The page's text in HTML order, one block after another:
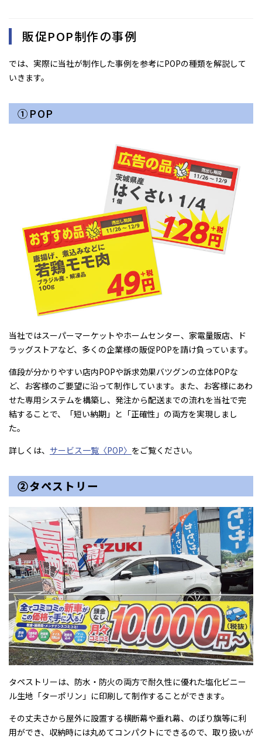
販促POP制作の事例
では、実際に当社が制作した事例を参考にPOPの種類を解説して
いきます。
①POP
当社ではスーパーマーケットやホームセンター、家電量販店、ド
ラッグストアなど、多くの企業様の販促POPを請け負っています。
値段が分かりやすい店内POPや訴求効果バツグンの立体POPな
ど、お客様のご要望に沿って制作しています。また、お客様にあわ
せた専用システムを構築し、発注から配送までの流れを当社で完
結することで、「短い納期」と「正確性」の両方を実現しまし
た。
詳しくは、 サービス一覧〈POP〉 をご覧ください。
②タペストリー
タペストリーは、防水・防火の両方で耐久性に優れた塩化ビニー
ル生地「ターポリン」に印刷して制作することができます。
その丈夫さから屋外に設置する横断幕や垂れ幕、のぼり旗等に利
用ができ、収納時には丸めてコンパクトにできるので、取り扱いが